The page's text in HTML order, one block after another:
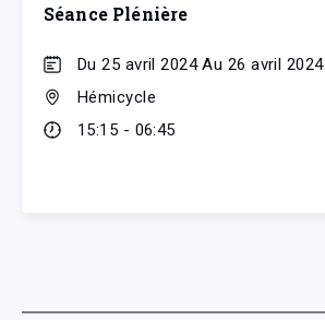
Séance Plénière
Du 25 avril 2024 Au 26 avril 2024
Hémicycle
15:15 - 06:45